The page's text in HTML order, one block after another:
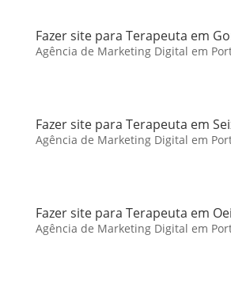
Fazer site para Terapeuta em
Agência de Marketing Digital em
Fazer site para Terapeuta em
Agência de Marketing Digital em
Fazer site para Terapeuta em
Agência de Marketing Digital em